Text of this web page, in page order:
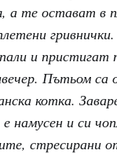
а те остават в
гривнички.
и пристигат
Пътьом са
котка.
намусен и си
стресирани